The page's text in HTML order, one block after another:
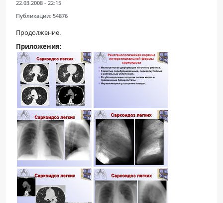
22.03.2008 - 22:15
Публикации: 54876
Продолжение.
Приложения: